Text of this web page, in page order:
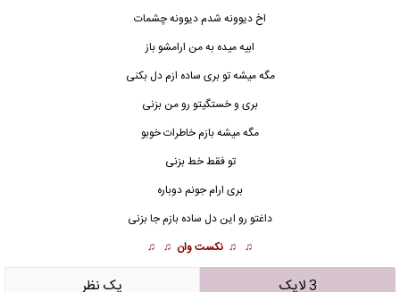
اخ دیوونه شدم دیوونه چشمات
ابیه میده به من ارامشو باز
مگه میشه تو بری ساده ازم دل بکنی
بری و خستگیتو رو من بزنی
مگه میشه بازم خاطرات خوبو
تو فقط خط بزنی
بری ارام جونم دوباره
داغتو رو این دل ساده بازم جا بزنی
♫ ♫ نکست وان ♫ ♫
3 لایک يک نظر